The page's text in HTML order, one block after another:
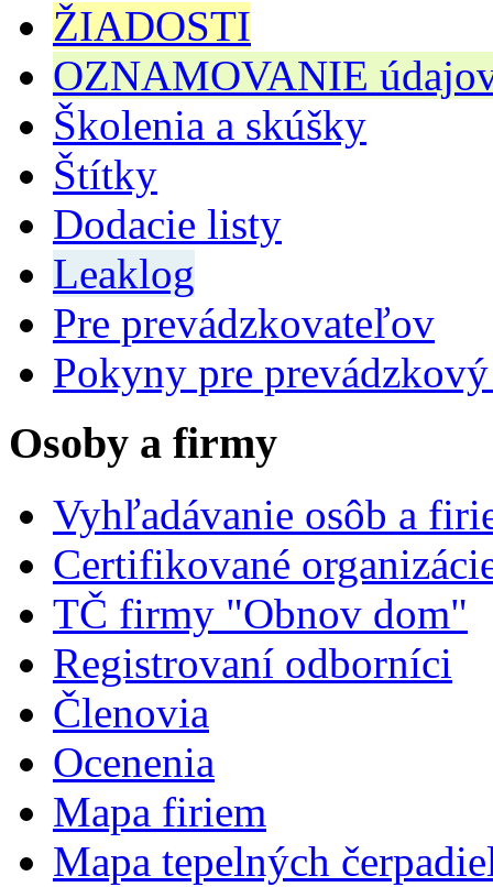
ŽIADOSTI
OZNAMOVANIE
Školenia a skúšky
Štítky
Dodacie listy
Leaklog
Pre prevádzkovateľov
Pokyny pre
Osoby a firmy
Vyhľadávanie osôb a
Certifikované
TČ firmy "Obnov dom"
Registrovaní odborníci
Členovia
Ocenenia
Mapa firiem
Mapa tepelných